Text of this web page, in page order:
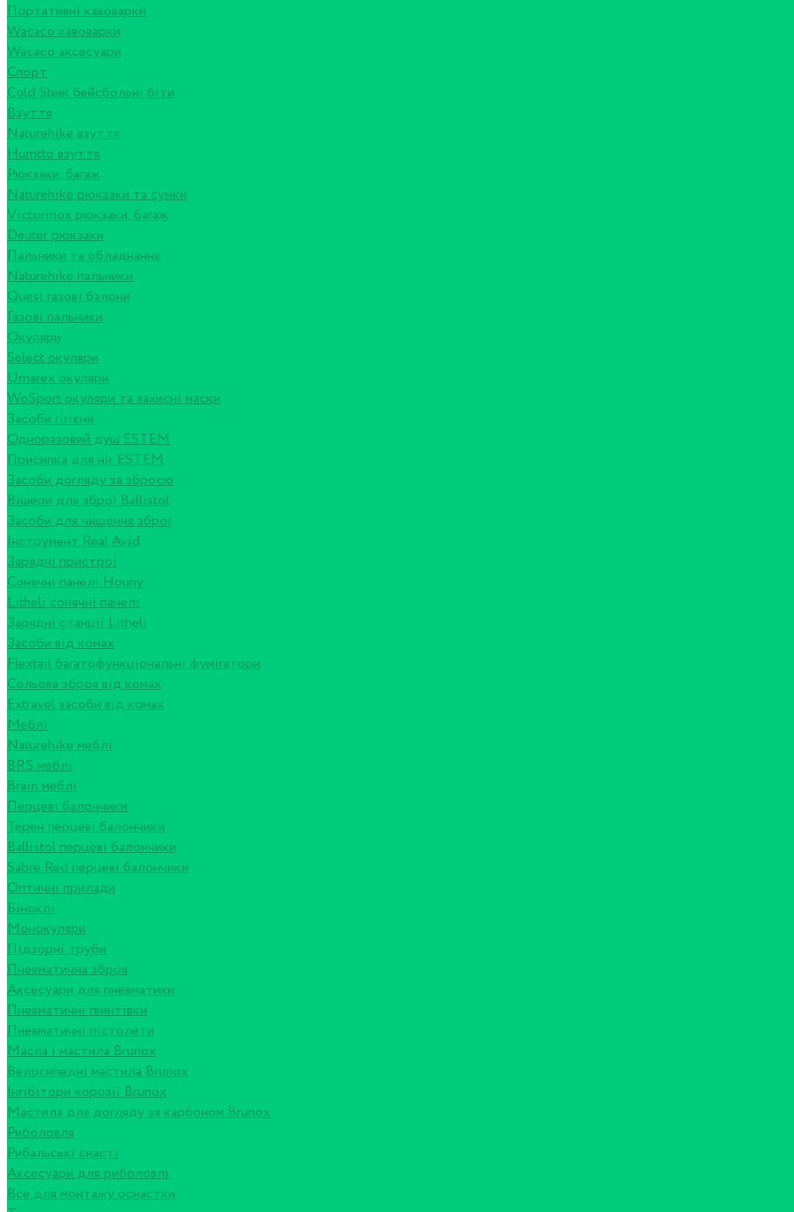
Портативні кавоварки
Wacaco кавоварки
Wacaco аксесуари
Спорт
Cold Steel бейсбольні біти
Взуття
Naturehike взуття
Humtto взуття
Рюкзаки, багаж
Naturehike рюкзаки та сумки
Victorinox рюкзаки, багаж
Deuter рюкзаки
Пальники та обладнання
Naturehike пальники
Quest газові балони
Газові пальники
Окуляри
Select окуляри
Umarex окуляри
WoSport окуляри та захисні маски
Засоби гігієни
Одноразовий душ ESTEM
Присипка для ніг ESTEM
Засоби догляду за зброєю
Вішери для зброї Ballistol
Засоби для чищення зброї
Інструмент Real Avid
Зарядні пристрої
Сонячні панелі Houny
Litheli сонячні панелі
Зарядні станції Litheli
Засоби від комах
Flextail багатофункціональні фумігатори
Сольова зброя від комах
Extravel засоби від комах
Меблі
Naturehike меблі
BRS меблі
Brain меблі
Перцеві балончики
Терен перцеві балончики
Ballistol перцеві балончики
Sabre Red перцеві балончики
Оптичні прилади
Біноклі
Монокуляри
Підзорні труби
Пневматична зброя
Аксесуари для пневматики
Пневматичні гвинтівки
Пневматичні пістолети
Масла і мастила Brunox
Велосипедні мастила Brunox
Інгібітори корозії Brunox
Мастила для догляду за карбоном Brunox
Риболовля
Рибальські снасті
Аксесуари для риболовлі
Все для монтажу оснастки